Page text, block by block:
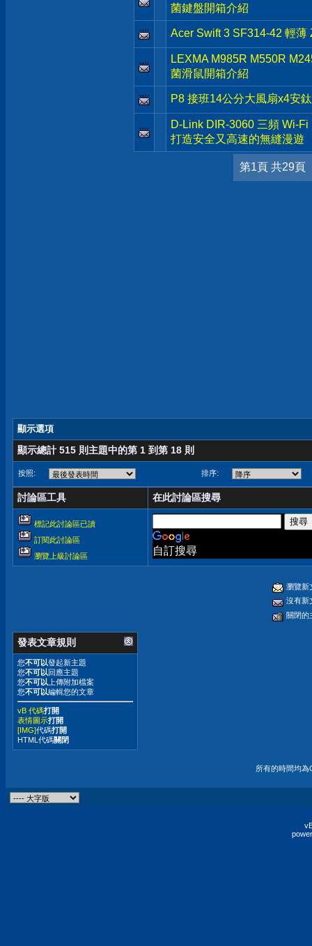
菌鍵盤開箱介紹
Acer Swift 3 SF314-42 輕薄
LEXMA M985R M550R
菌滑鼠開箱介紹
P8 接班14公分大風扇x4安
D-Link DIR-3060 三頻 Wi-
打造安全又高速的無縫漫遊
第1頁 共29頁
顯示選項
顯示總計 515 則主題中的第 1 到第 18 則
按照: 排序:
討論區工具 在此討論區搜尋
標記此討論區已讀
訂閱此討論區
瀏覽上級討論區
自訂搜尋
瀏覽新
沒有新
關閉的
發表文章規則
您不可以發起新主題
您不可以回應主題
您不可以 上傳附加檔案
您不可以編輯您的文章
vB 代碼打開
表情圖示打開
[IMG]代碼打開
HTML代碼關閉
所有的時間均為